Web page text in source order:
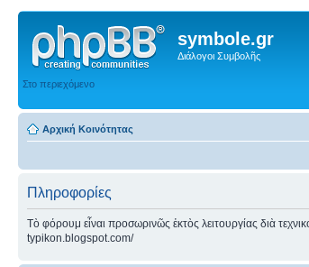
symbole.gr
Διάλογοι Συμβολῆς
Στο περιεχόμενο
Αρχική Κοινότητας
Πληροφορίες
Τὸ φόρουμ εἶναι προσωρινῶς ἐκτὸς λειτουργίας διὰ
typikon.blogspot.com/